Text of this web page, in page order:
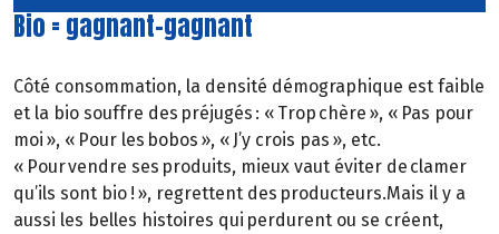
Bio = gagnant-gagnant
Côté consommation, la densité démographique est faible
et la bio souffre des préjugés : « Trop chère », « Pas pour
moi », « Pour les bobos », « J’y crois pas », etc.
« Pour vendre ses produits, mieux vaut éviter de clamer
qu’ils sont bio ! », regrettent des producteurs.Mais il y a
aussi les belles histoires qui perdurent ou se créent,